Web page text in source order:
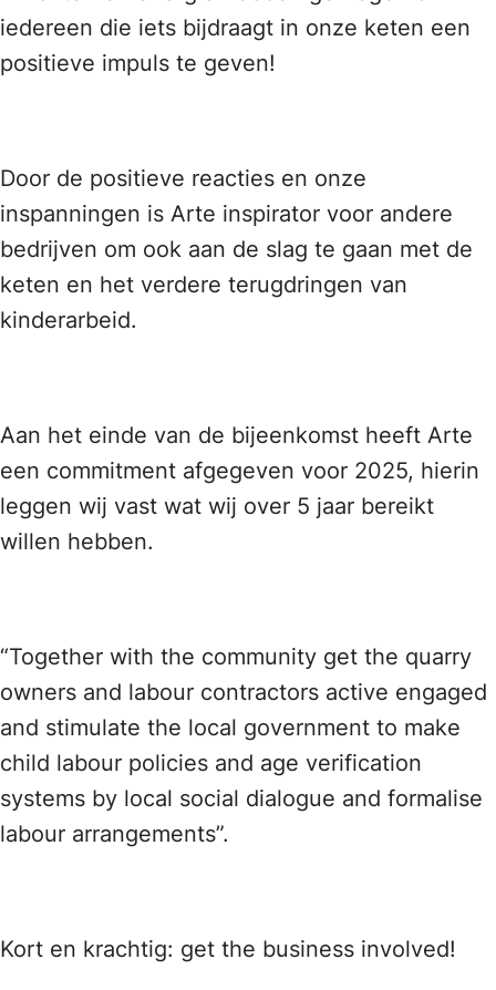
iedereen die iets bijdraagt in onze keten een
positieve impuls te geven!
Door de positieve reacties en onze
inspanningen is Arte inspirator voor andere
bedrijven om ook aan de slag te gaan met de
keten en het verdere terugdringen van
kinderarbeid.
Aan het einde van de bijeenkomst heeft Arte
een commitment afgegeven voor 2025, hierin
leggen wij vast wat wij over 5 jaar bereikt
willen hebben.
“Together with the community get the quarry
owners and labour contractors active engaged
and stimulate the local government to make
child labour policies and age verification
systems by local social dialogue and formalise
labour arrangements”.
Kort en krachtig: get the business involved!